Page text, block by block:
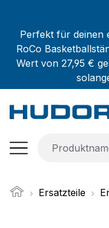
Perfekt für deinen
RoCo
Wert von 27,95 €
Ersatzteile